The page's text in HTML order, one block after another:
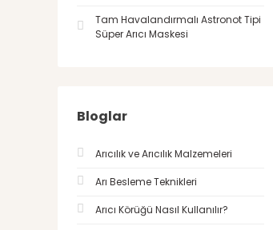
Tam Havalandırmalı Astronot Tipi
Süper Arıcı Maskesi
Bloglar
Arıcılık ve Arıcılık Malzemeleri
Arı Besleme Teknikleri
Arıcı Körüğü Nasıl Kullanılır?